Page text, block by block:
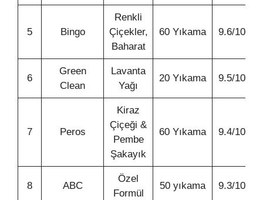
5 Bingo
Renkli
Çiçekler,
Baharat
60 Yıkama 9.6/10
6
Green
Clean
Lavanta
Yağı
20 Yıkama 9.5/10
7 Peros
Kiraz
Çiçeği &
Pembe
Şakayık
60 Yıkama 9.4/10
8 ABC
Özel
Formül
50 yıkama 9.3/10